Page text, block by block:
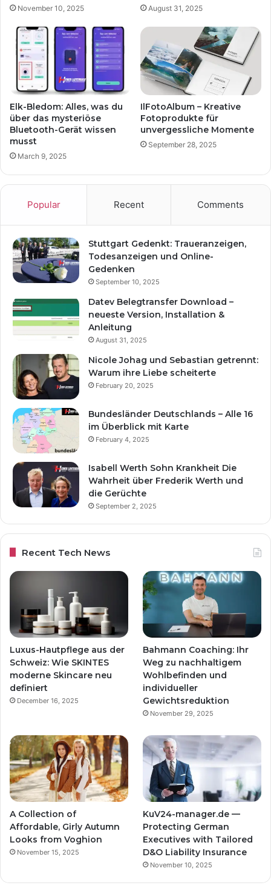
November 10, 2025 August 31, 2025
Elk-Bledom: Alles, was du
über das mysteriöse
Bluetooth-Gerät wissen
musst
March 9, 2025
IlFotoAlbum – Kreative
Fotoprodukte für
unvergessliche Momente
September 28, 2025
Popular Recent Comments
Stuttgart Gedenkt: Traueranzeigen,
Todesanzeigen und Online-
Gedenken
September 10, 2025
Datev Belegtransfer Download –
neueste Version, Installation &
Anleitung
August 31, 2025
Nicole Johag und Sebastian getrennt:
Warum ihre Liebe scheiterte
February 20, 2025
Bundesländer Deutschlands – Alle 16
im Überblick mit Karte
February 4, 2025
Isabell Werth Sohn Krankheit Die
Wahrheit über Frederik Werth und
die Gerüchte
September 2, 2025
Recent Tech News
Luxus-Hautpflege aus der
Schweiz: Wie SKINTES
moderne Skincare neu
definiert
December 16, 2025
Bahmann Coaching: Ihr
Weg zu nachhaltigem
Wohlbefinden und
individueller
Gewichtsreduktion
November 29, 2025
A Collection of
Affordable, Girly Autumn
Looks from Voghion
November 15, 2025
KuV24-manager.de —
Protecting German
Executives with Tailored
D&O Liability Insurance
November 10, 2025